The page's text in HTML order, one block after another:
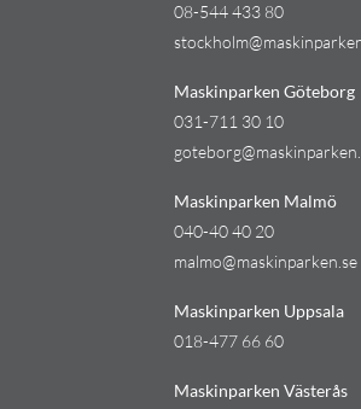
08-544 433 80
Maskinparken Göteborg
031-711 30 10
Maskinparken Malmö
040-40 40 20
malmo@maskinparken.se
Maskinparken Uppsala
018-477 66 60
Maskinparken Västerås